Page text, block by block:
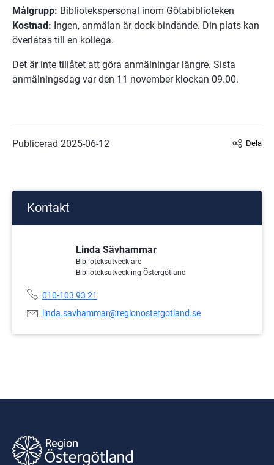
Målgrupp: Bibliotekspersonal inom Götabiblioteken
Kostnad: Ingen, anmälan är dock bindande. Din plats kan
överlåtas till en kollega.
Det är inte tillåtet att göra anmälningar längre. Sista
anmälningsdag var den 11 november klockan 09.00.
Publicerad 2025-06-12 Dela
Kontakt
Linda Sävhammar
Biblioteksutvecklare
Biblioteksutveckling Östergötland
Telefonnummer:
010-103 93 21
E-
linda.savhammar@regionostergotland.se